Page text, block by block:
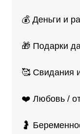
💰 Деньги и
🎁 Подарки
🥰 Свидания
❤️ Любовь /
🤰